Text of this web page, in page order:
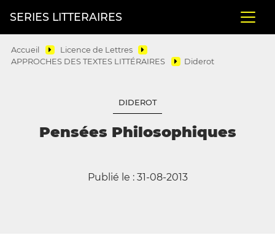
SERIES LITTERAIRES
Accueil
Licence de Lettres
APPROCHES DES TEXTES LITTÉRAIRES
Diderot
DIDEROT
Pensées Philosophiques
Publié le : 31-08-2013